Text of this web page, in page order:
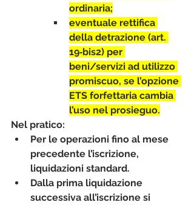
ordinaria;
eventuale rettifica
della detrazione (art.
19‑bis2) per
beni/servizi ad utilizzo
promiscuo, se l’opzione
ETS forfettaria cambia
l’uso nel prosieguo.
Nel pratico:
Per le operazioni fino al mese
precedente l’iscrizione,
liquidazioni standard.
Dalla prima liquidazione
successiva all’iscrizione si